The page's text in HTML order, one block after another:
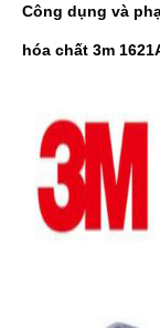
Công dụng và
hóa chất 3m